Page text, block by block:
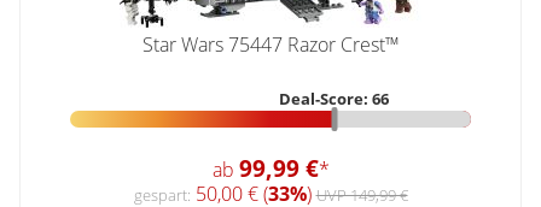
Star Wars 75447 Razor Crest™
Deal-Score: 66
ab 99,99 €*
gespart: 50,00 € (33%)UVP 149,99 €